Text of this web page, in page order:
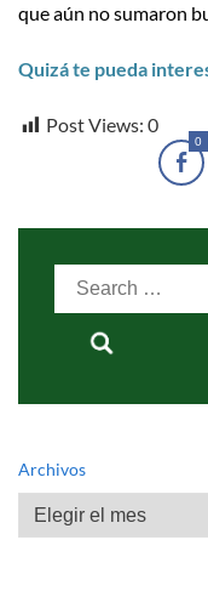
que aún no sumaron
Quizá te pueda
Post Views: 0
0
Search
Archivos
Archivos